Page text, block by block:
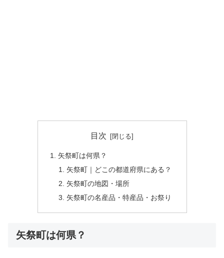
目次
矢祭町は何県？
矢祭町｜どこの都道府県にある？
矢祭町の地図・場所
矢祭町の名産品・特産品・お祭り
矢祭町は何県？